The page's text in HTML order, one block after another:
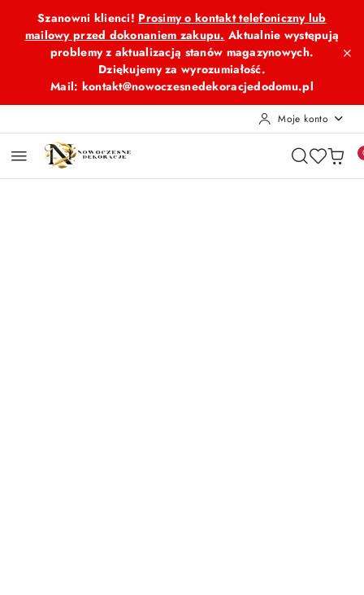
Przejdź do treści głównej
Przejdź do wyszukiwarki
Przejdź do moje konto
Przejdź do menu głównego
Przejdź do opisu produktu
Przejdź do stopki
Szanowni klienci! Prosimy o kontakt telefoniczny lub
mailowy przed dokonaniem zakupu. Aktualnie występują
problemy z aktualizacją stanów magazynowych.
Dziękujemy za wyrozumiałość.
Mail: kontakt@nowoczesnedekoracjedodomu.pl
Moje konto